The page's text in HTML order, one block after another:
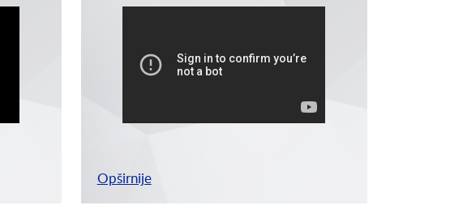
U svojoj najnovijoj odluci o preispitivanju
pritvora od 28. jula 2026., pretresni panel
postupka
se odnosi na optužbe za dela protiv
obavestio je strane u…
Opširnije